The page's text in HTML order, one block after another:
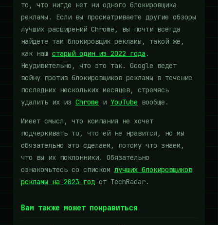
то, что нигде нет ни одного блокировщика
рекламы. Если вы просматриваете другие обзоры
лучших расширений Chrome, вы почти всегда
найдете там блокировщик рекламы, такой же,
как наш старый один из 2022 года .
Неудивительно, что это так. Google ведет
войну против блокировщиков рекламы в течение
последних нескольких месяцев, стремясь
удалить их из Chrome и YouTube вообще.
Имеет смысл, что компания не хочет
подчеркивать то, что ей не нравится, но мы
обязательно это сделаем, потому что знаем,
что вы их поклонники. Обязательно
ознакомьтесь со списком лучших блокировщиков
рекламы на 2023 год от TechRadar.
Вам также может понравиться